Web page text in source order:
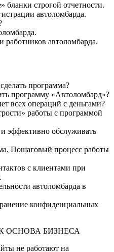
бланки строгой отчетности.
автоломбарда.
автоломбарда.
программа?
программу «Автоломбард»?
всех операций с деньгами?
работы с программой
эффективно обслуживать
Пошаговый процесс работы
с клиентами при
автоломбарда в
конфиденциальных
ОСНОВА БИЗНЕСА
не работают на